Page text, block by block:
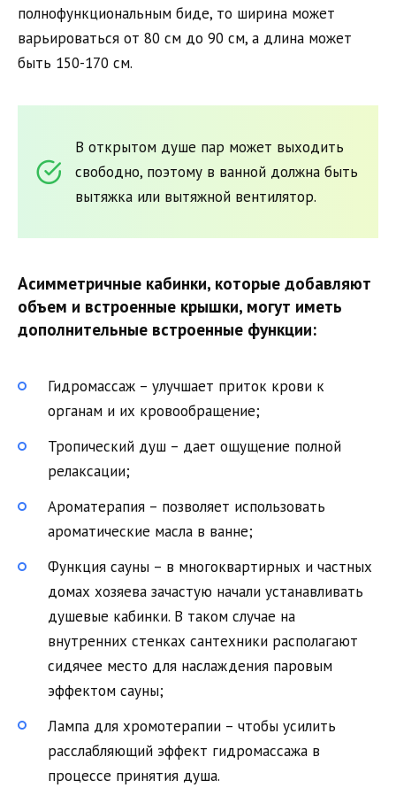
полнофункциональным биде, то ширина может
варьироваться от 80 см до 90 см, а длина может
быть 150-170 см.
В открытом душе пар может выходить
свободно, поэтому в ванной должна быть
вытяжка или вытяжной вентилятор.
Асимметричные кабинки, которые добавляют
объем и встроенные крышки, могут иметь
дополнительные встроенные функции:
Гидромассаж – улучшает приток крови к
органам и их кровообращение;
Тропический душ – дает ощущение полной
релаксации;
Ароматерапия – позволяет использовать
ароматические масла в ванне;
Функция сауны – в многоквартирных и частных
домах хозяева зачастую начали устанавливать
душевые кабинки. В таком случае на
внутренних стенках сантехники располагают
сидячее место для наслаждения паровым
эффектом сауны;
Лампа для хромотерапии – чтобы усилить
расслабляющий эффект гидромассажа в
процессе принятия душа.